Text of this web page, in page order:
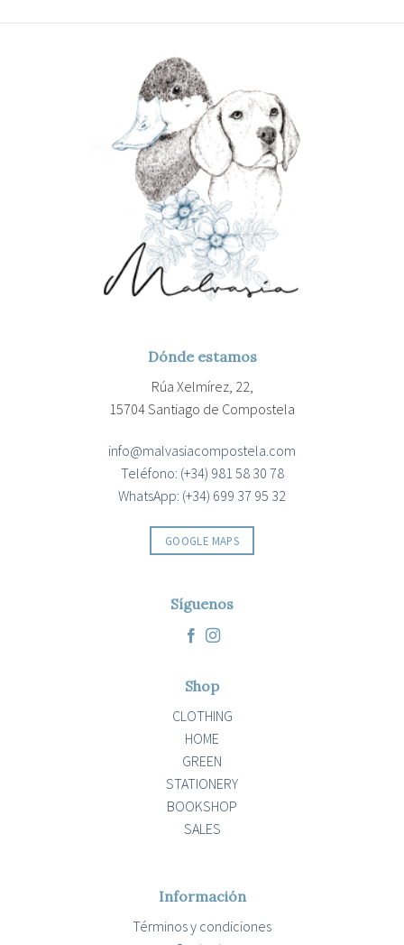
Dónde estamos
Rúa Xelmírez, 22,
15704 Santiago de Compostela
info@malvasiacompostela.com
Teléfono: (+34) 981 58 30 78
WhatsApp: (+34) 699 37 95 32
GOOGLE MAPS
Síguenos
Shop
CLOTHING
HOME
GREEN
STATIONERY
BOOKSHOP
SALES
Información
Términos y condiciones